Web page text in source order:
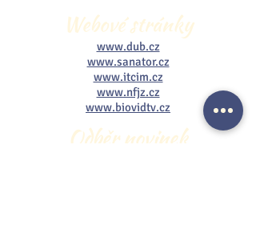
Webové stránky
www.dub.cz
www.sanator.cz
www.itcim.cz
www.nfjz.cz
www.biovidtv.cz
Odběr novinek